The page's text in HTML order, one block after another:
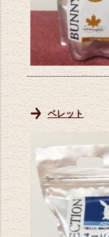
ペレット